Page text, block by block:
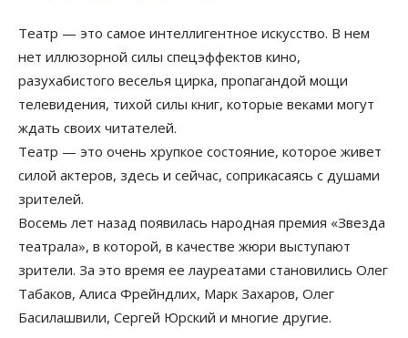
Театр — это самое интеллигентное искусство. В нем
нет иллюзорной силы спецэффектов кино,
разухабистого веселья цирка, пропагандой мощи
телевидения, тихой силы книг, которые веками могут
ждать своих читателей.
Театр — это очень хрупкое состояние, которое живет
силой актеров, здесь и сейчас, соприкасаясь с душами
зрителей.
Восемь лет назад появилась народная премия «Звезда
театрала», в которой, в качестве жюри выступают
зрители. За это время ее лауреатами становились Олег
Табаков, Алиса Фрейндлих, Марк Захаров, Олег
Басилашвили, Сергей Юрский и многие другие.